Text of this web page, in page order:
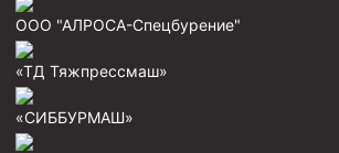
Муфта ОТТМ 146
Муфта БТС 324
Муфта БТС 245
ООО "АЛРОСА-Спецбурение"
«ТД Тяжпрессмаш»
«СИББУРМАШ»